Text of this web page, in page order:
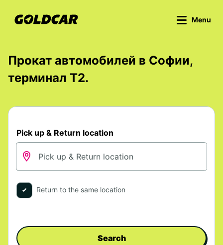
Menu
Прокат автомобилей в Софии,
терминал Т2.
Pick up & Return location
Return to the same location
Search